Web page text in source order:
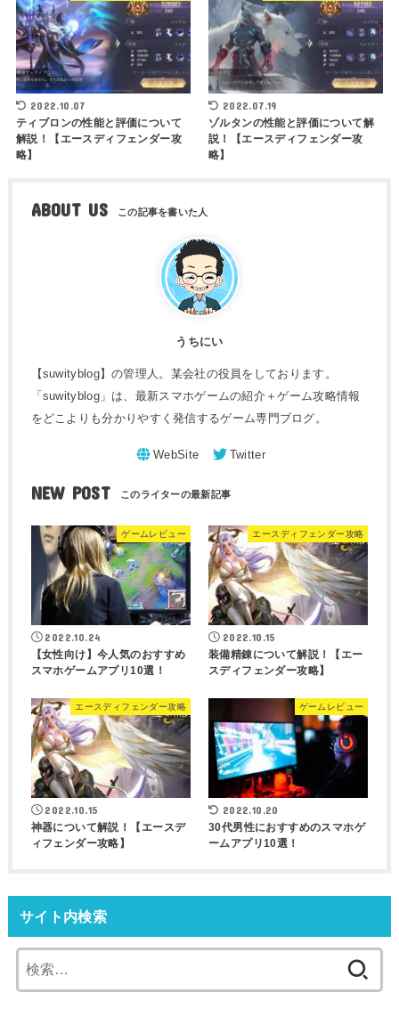
2022.10.07
ティブロンの性能と評価について
解説！【エースディフェンダー攻
略】
2022.07.19
ゾルタンの性能と評価について解
説！【エースディフェンダー攻
略】
ABOUT US
うちにい
【suwityblog】の管理人。某会社の役員をしております。
「suwityblog」は、最新スマホゲームの紹介＋ゲーム攻略情報
をどこよりも分かりやすく発信するゲーム専門ブログ。
NEW POST
ゲームレビュー
2022.10.24
【女性向け】今人気のおすすめ
スマホゲームアプリ10選！
エースディフェンダー攻略
2022.10.15
装備精錬について解説！【エー
スディフェンダー攻略】
エースディフェンダー攻略
2022.10.15
神器について解説！【エースデ
ィフェンダー攻略】
ゲームレビュー
2022.10.20
30代男性におすすめのスマホゲ
ームアプリ10選！
サイト内検索
索: